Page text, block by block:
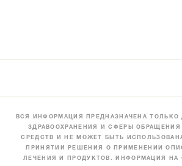
ВСЯ ИНФОРМАЦИЯ ПРЕДНАЗНАЧЕНА ТОЛЬКО
ЗДРАВООХРАНЕНИЯ И СФЕРЫ ОБРАЩЕНИЯ
СРЕДСТВ И НЕ МОЖЕТ БЫТЬ
ПРИНЯТИИ РЕШЕНИЯ О ПРИМЕНЕНИИ
ЛЕЧЕНИЯ И ПРОДУКТОВ. ИНФОРМАЦИЯ НА